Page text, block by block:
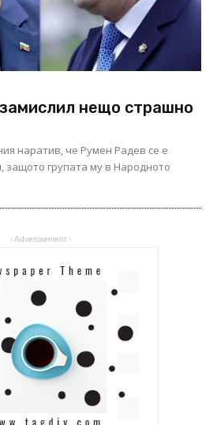
нещо страшно
наратив, че Румен Радев се е
защото групата му в Народното
- Advertisement -